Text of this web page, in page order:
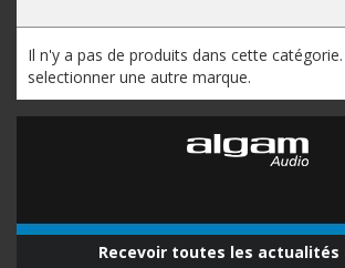
Il n'y a pas de produits dans cette catégorie.
selectionner une autre marque.
Recevoir toutes les actualités